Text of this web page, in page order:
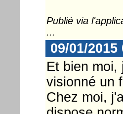
Publié via
...
09/01/
Et bien moi,
visionné un
Chez moi,